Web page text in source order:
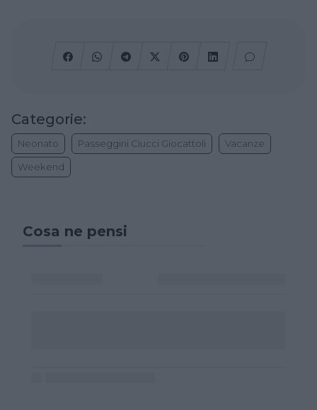
Categorie:
Neonato Passeggini Ciucci Giocattoli Vacanze
Weekend
Cosa ne pensi